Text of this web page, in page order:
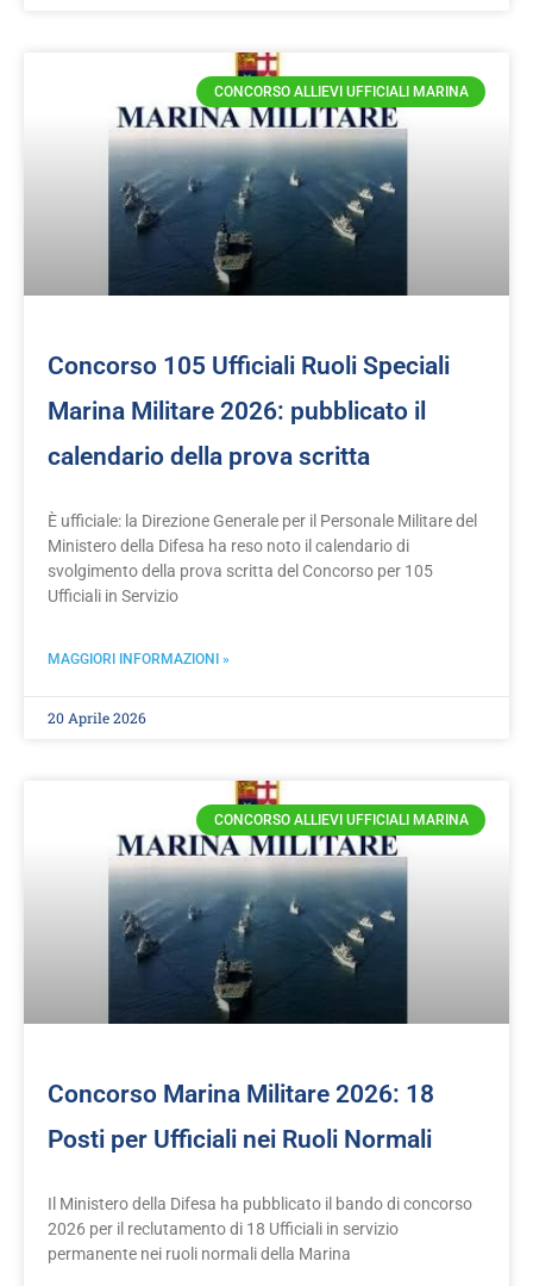
CONCORSO ALLIEVI UFFICIALI MARINA
Concorso 105 Ufficiali Ruoli Speciali
Marina Militare 2026: pubblicato il
calendario della prova scritta
È ufficiale: la Direzione Generale per il Personale Militare del
Ministero della Difesa ha reso noto il calendario di
svolgimento della prova scritta del Concorso per 105
Ufficiali in Servizio
MAGGIORI INFORMAZIONI »
20 Aprile 2026
CONCORSO ALLIEVI UFFICIALI MARINA
Concorso Marina Militare 2026: 18
Posti per Ufficiali nei Ruoli Normali
Il Ministero della Difesa ha pubblicato il bando di concorso
2026 per il reclutamento di 18 Ufficiali in servizio
permanente nei ruoli normali della Marina